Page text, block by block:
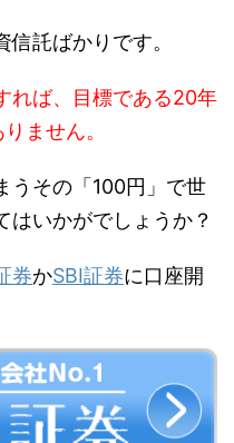
託ばかりです。
れば、目標である20年
ません。
うその「100円」で世
はいかがでしょうか？
券かSBI証券に口座開